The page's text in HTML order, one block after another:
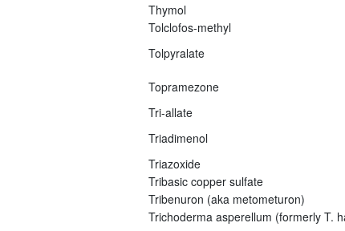
Thymol
Tolclofos-methyl
Tolpyralate
Topramezone
Tri-allate
Triadimenol
Triazoxide
Tribasic copper sulfate
Tribenuron (aka metometuron)
Trichoderma asperellum (formerly T.